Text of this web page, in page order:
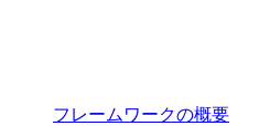
フレームワークの概要